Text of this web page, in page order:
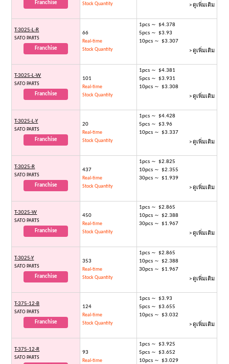
Franchise Stock Quantity > ดูเพิ่มเติม
T-3025-L-R
SATO PARTS
Franchise
66
Real-time
Stock Quantity
1pcs ～ $4.378
5pcs ～ $3.93
10pcs ～ $3.307
> ดูเพิ่มเติม
T-3025-L-W
SATO PARTS
Franchise
101
Real-time
Stock Quantity
1pcs ～ $4.381
5pcs ～ $3.931
10pcs ～ $3.308
> ดูเพิ่มเติม
T-3025-L-Y
SATO PARTS
Franchise
20
Real-time
Stock Quantity
1pcs ～ $4.428
5pcs ～ $3.96
10pcs ～ $3.337
> ดูเพิ่มเติม
T-3025-R
SATO PARTS
Franchise
437
Real-time
Stock Quantity
1pcs ～ $2.825
10pcs ～ $2.355
30pcs ～ $1.939
> ดูเพิ่มเติม
T-3025-W
SATO PARTS
Franchise
450
Real-time
Stock Quantity
1pcs ～ $2.865
10pcs ～ $2.388
30pcs ～ $1.967
> ดูเพิ่มเติม
T-3025-Y
SATO PARTS
Franchise
353
Real-time
Stock Quantity
1pcs ～ $2.865
10pcs ～ $2.388
30pcs ～ $1.967
> ดูเพิ่มเติม
T-375-12-B
SATO PARTS
Franchise
124
Real-time
Stock Quantity
1pcs ～ $3.93
5pcs ～ $3.655
10pcs ～ $3.032
> ดูเพิ่มเติม
T-375-12-R
SATO PARTS
93
Real-time
1pcs ～ $3.925
5pcs ～ $3.652
10pcs ～ $3.029